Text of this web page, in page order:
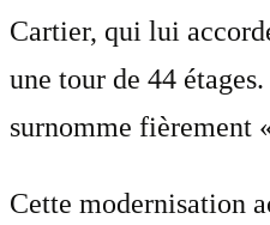
Cartier, qui lui
une tour de 44
surnomme fièrement
Cette modernisation